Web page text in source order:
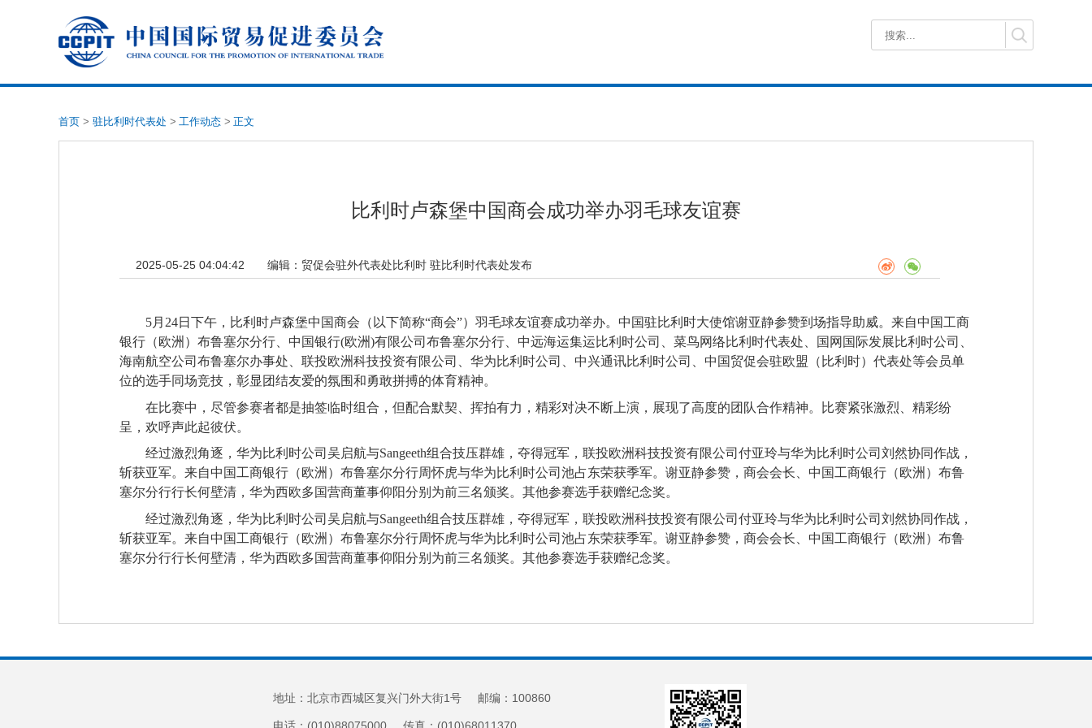
首页 > 驻比利时代表处 > 工作动态 > 正文
比利时卢森堡中国商会成功举办羽毛球友谊赛
2025-05-25 04:04:42 编辑： 贸促会驻外代表处比利时 驻比利时代表处发布
5月24日下午，比利时卢森堡中国商会（以下简称“商会”）羽毛球友谊赛成功举办。中国驻比利时大使馆谢亚静参赞到场指导助威。来自中国工商
银行（欧洲）布鲁塞尔分行、中国银行(欧洲)有限公司布鲁塞尔分行、中远海运集运比利时公司、菜鸟网络比利时代表处、国网国际发展比利时公司、
海南航空公司布鲁塞尔办事处、联投欧洲科技投资有限公司、华为比利时公司、中兴通讯比利时公司、中国贸促会驻欧盟（比利时）代表处等会员单
位的选手同场竞技，彰显团结友爱的氛围和勇敢拼搏的体育精神。
在比赛中，尽管参赛者都是抽签临时组合，但配合默契、挥拍有力，精彩对决不断上演，展现了高度的团队合作精神。比赛紧张激烈、精彩纷
呈，欢呼声此起彼伏。
经过激烈角逐，华为比利时公司吴启航与Sangeeth组合技压群雄，夺得冠军，联投欧洲科技投资有限公司付亚玲与华为比利时公司刘然协同作战，
斩获亚军。来自中国工商银行（欧洲）布鲁塞尔分行周怀虎与华为比利时公司池占东荣获季军。谢亚静参赞，商会会长、中国工商银行（欧洲）布鲁
塞尔分行行长何壁清，华为西欧多国营商董事仰阳分别为前三名颁奖。其他参赛选手获赠纪念奖。
经过激烈角逐，华为比利时公司吴启航与Sangeeth组合技压群雄，夺得冠军，联投欧洲科技投资有限公司付亚玲与华为比利时公司刘然协同作战，
斩获亚军。来自中国工商银行（欧洲）布鲁塞尔分行周怀虎与华为比利时公司池占东荣获季军。谢亚静参赞，商会会长、中国工商银行（欧洲）布鲁
塞尔分行行长何壁清，华为西欧多国营商董事仰阳分别为前三名颁奖。其他参赛选手获赠纪念奖。
地址：北京市西城区复兴门外大街1号 邮编：100860